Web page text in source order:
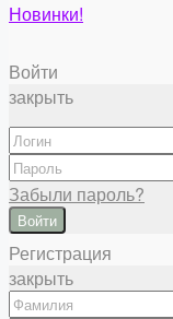
Новинки!
Войти
закрыть
Забыли пароль?
Войти
Регистрация
закрыть